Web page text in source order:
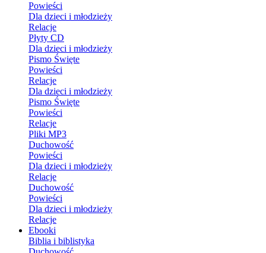
Powieści
Dla dzieci i młodzieży
Relacje
Płyty CD
Dla dzieci i młodzieży
Pismo Święte
Powieści
Relacje
Dla dzieci i młodzieży
Pismo Święte
Powieści
Relacje
Pliki MP3
Duchowość
Powieści
Dla dzieci i młodzieży
Relacje
Duchowość
Powieści
Dla dzieci i młodzieży
Relacje
Ebooki
Biblia i biblistyka